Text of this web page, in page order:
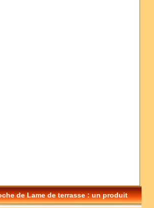
de Lame de terrasse : un produit